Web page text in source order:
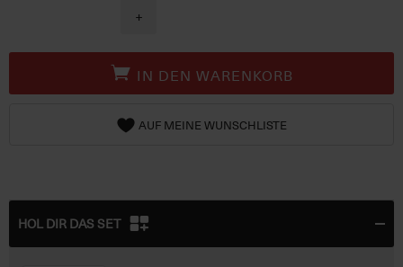
+
IN DEN WARENKORB
AUF MEINE WUNSCHLISTE
HOL DIR DAS SET